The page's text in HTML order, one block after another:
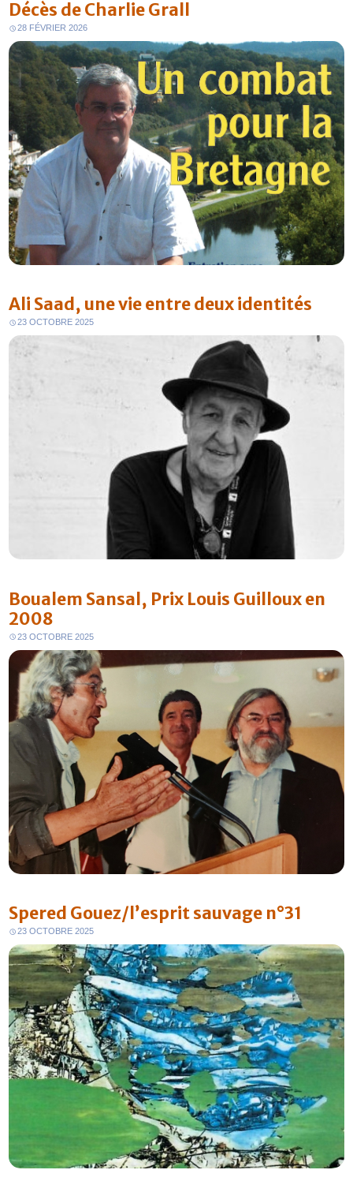
FR
Décès de Charlie Grall
28 FÉVRIER 2026
Ali Saad, une vie entre deux identités
23 OCTOBRE 2025
Boualem Sansal, Prix Louis Guilloux en
2008
23 OCTOBRE 2025
Spered Gouez/l’esprit sauvage n°31
23 OCTOBRE 2025